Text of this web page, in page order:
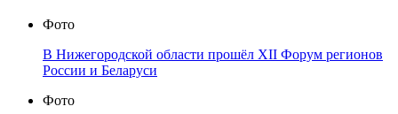
Фото
В Нижегородской области прошёл XII Форум регионов
России и Беларуси
Фото